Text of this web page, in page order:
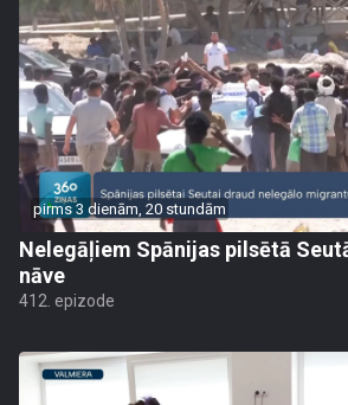
pirms 3 dienām, 20 stundām
Nelegāļiem Spānijas pilsētā
nāve
412. epizode